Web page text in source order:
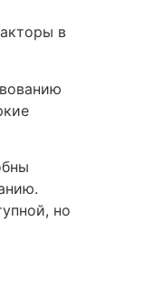
в
но